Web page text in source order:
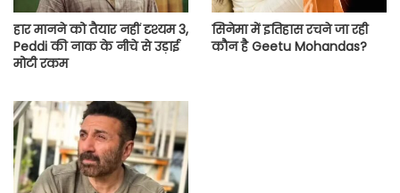
हार मानने को तैयार नहीं दृश्यम 3,
Peddi की नाक के नीचे से उड़ाई
मोटी रकम
सिनेमा में इतिहास रचने जा रही
कौन है Geetu Mohandas?